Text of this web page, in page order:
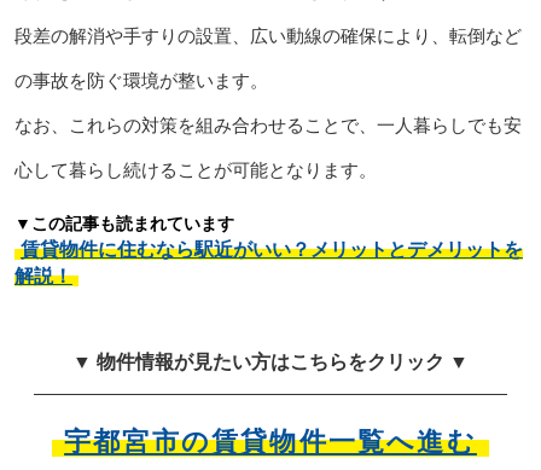
段差の解消や手すりの設置、広い動線の確保により、転倒など
の事故を防ぐ環境が整います。
なお、これらの対策を組み合わせることで、一人暮らしでも安
心して暮らし続けることが可能となります。
▼この記事も読まれています
賃貸物件に住むなら駅近がいい？メリットとデメリットを
解説！
▼ 物件情報が見たい方はこちらをクリック ▼
宇都宮市の賃貸物件一覧へ進む